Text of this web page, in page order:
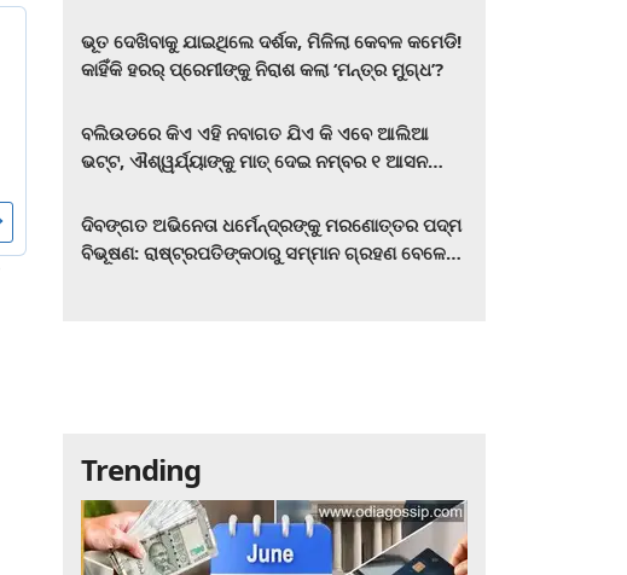
ଭୂତ ଦେଖିବାକୁ ଯାଇଥିଲେ ଦର୍ଶକ, ମିଳିଲା କେବଳ କମେଡି!
କାହିଁକି ହରର୍‌ ପ୍ରେମୀଙ୍କୁ ନିରାଶ କଲା ‘ମନ୍ତ୍ର ମୁଗ୍ଧ’?
ବଲିଉଡରେ କିଏ ଏହି ନବାଗତ ଯିଏ କି ଏବେ ଆଲିଆ
ଭଟ୍ଟ, ଐଶ୍ୱର୍ଯ୍ୟାଙ୍କୁ ମାତ୍‌ ଦେଇ ନମ୍ବର ୧ ଆସନ
ଦିବଙ୍ଗତ ଅଭିନେତା ଧର୍ମେନ୍ଦ୍ରଙ୍କୁ ମରଣୋତ୍ତର ପଦ୍ମ
ବିଭୂଷଣ: ରାଷ୍ଟ୍ରପତିଙ୍କଠାରୁ ସମ୍ମାନ ଗ୍ରହଣ ବେଳେ
Trending